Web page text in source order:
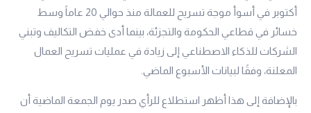
أكتوبر في أسوأ موجة تسريح للعمالة منذ حوالي 20 عاماً وسط
خسائر في قطاعي الحكومة والتجزئة، بينما أدى خفض التكاليف وتبني
الشركات للذكاء الاصطناعي إلى زيادة في عمليات تسريح العمال
المعلنة، وفقًا لبيانات الأسبوع الماضي.
بالإضافة إلى هذا أظهر استطلاع للرأي صدر يوم الجمعة الماضية أن